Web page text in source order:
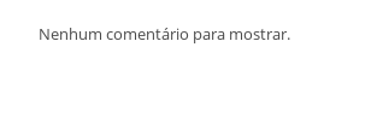
Nenhum comentário para mostrar.